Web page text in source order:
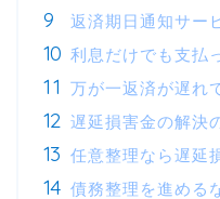
返済期日通知サー
利息だけでも支払
万が一返済が遅れ
遅延損害金の解決
任意整理なら遅延
債務整理を進める